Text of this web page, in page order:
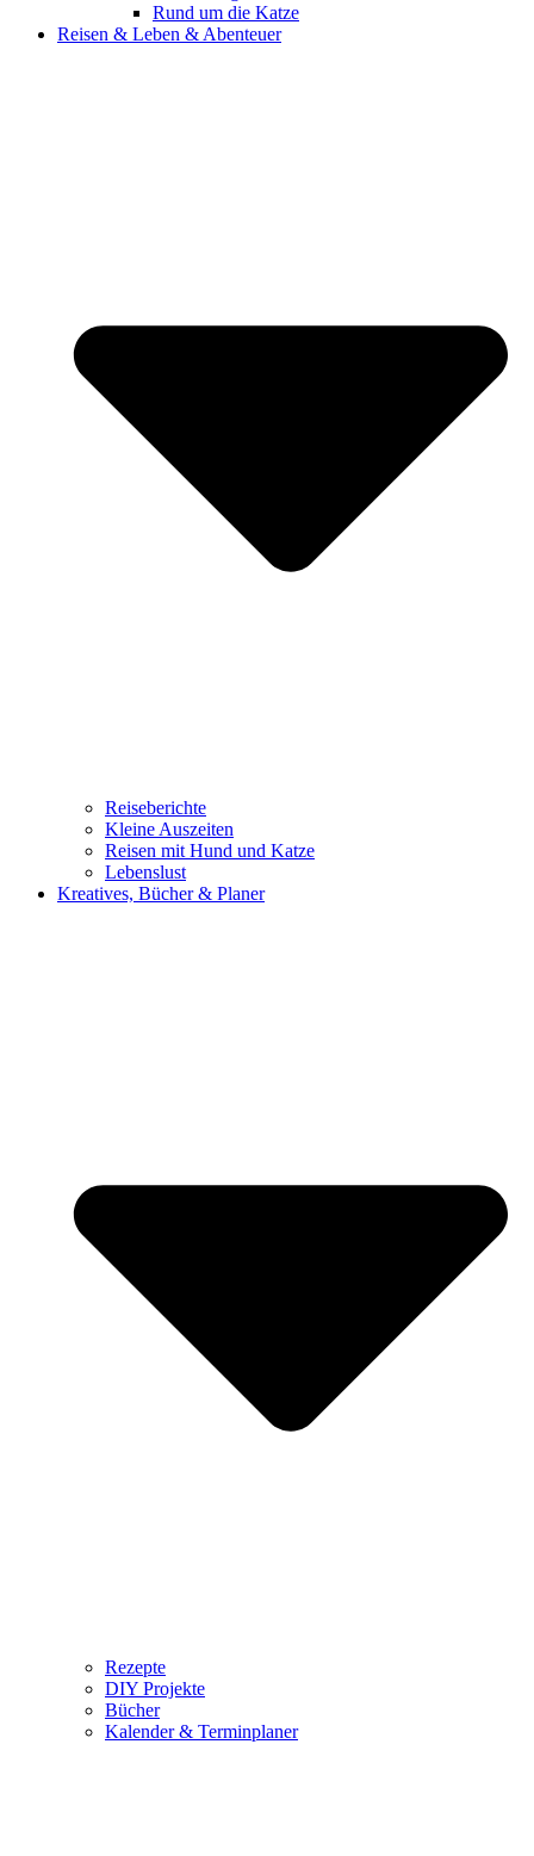
Rund um die Katze
Reisen & Leben & Abenteuer
Reiseberichte
Kleine Auszeiten
Reisen mit Hund und Katze
Lebenslust
Kreatives, Bücher & Planer
Rezepte
DIY Projekte
Bücher
Kalender & Terminplaner